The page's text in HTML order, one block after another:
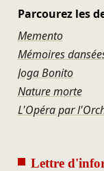
Parcourez les
Memento
Mémoires
Joga Bonito
Nature morte
L'Opéra par
Lettre